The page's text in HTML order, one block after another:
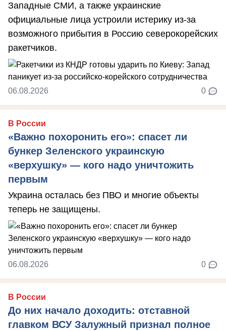
Западные СМИ, а также украинские
официальные лица устроили истерику из-за
возможного прибытия в Россию северокорейских
ракетчиков.
06.08.2026 0
В России
«Важно похоронить его»: спасет ли
бункер Зеленского украинскую
«верхушку» — кого надо уничтожить
первым
Украина осталась без ПВО и многие объекты
теперь не защищены.
06.08.2026 0
В России
До них начало доходить: отставной
главком ВСУ Залужный признал полное